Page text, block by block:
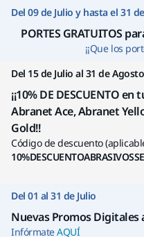
Del 09 de Julio y hasta el 31
PORTES GRATUITOS
¡¡Que los
Del 15 de Julio al 31 de Agosto
¡¡10% DE DESCUENTO
Abranet Ace, Abranet
Gold!!
Código de descuento
Del 01 al 31 de Julio
Nuevas Promos Digitales
InfórmateAQUÍ